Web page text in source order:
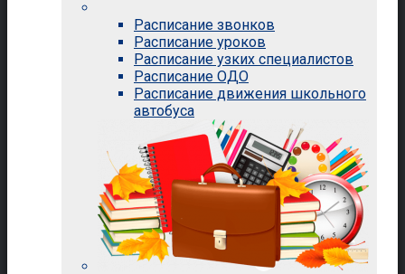
Расписание звонков
Расписание уроков
Расписание узких специалистов
Расписание ОДО
Расписание движения школьного
автобуса